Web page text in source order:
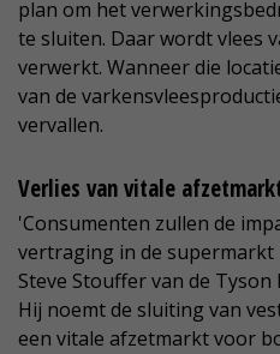
plan om het
te sluiten. Daar wordt vlees
verwerkt. Wanneer die
van de
vervallen.
Verlies van vitale
'Consumenten zullen de
vertraging in de
Steve Stouffer van de Tyson
Hij noemt de sluiting van
een vitale afzetmarkt voor